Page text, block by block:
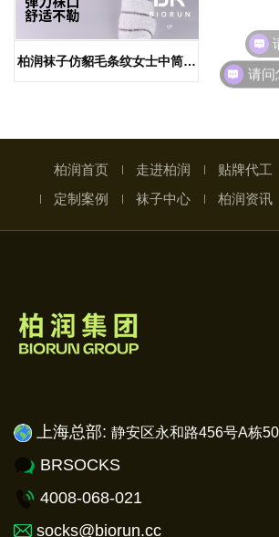
柏润袜子仿貂毛条纹女士中筒袜
柏润首页 走进柏润 贴牌代工
定制案例
袜子中心 柏润资讯
上海总部: 静安区永和路456号A栋
BRSOCKS
4008-068-021
socks@biorun.cc